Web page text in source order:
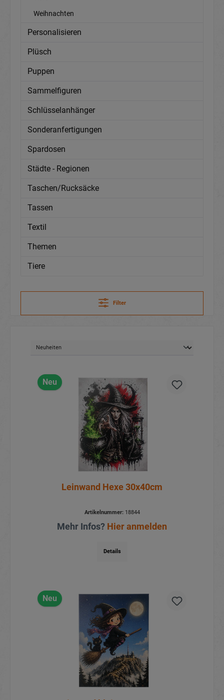
Weihnachten
Personalisieren
Plüsch
Puppen
Sammelfiguren
Schlüsselanhänger
Sonderanfertigungen
Spardosen
Städte - Regionen
Taschen/Rucksäcke
Tassen
Textil
Themen
Tiere
Filter
Neu
Leinwand Hexe 30x40cm
Artikelnummer:18844
Mehr Infos? Hier anmelden
Details
Neu